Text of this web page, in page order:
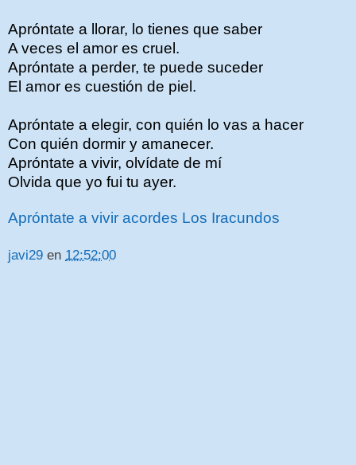
Apróntate a llorar, lo tienes que saber
A veces el amor es cruel.
Apróntate a perder, te puede suceder
El amor es cuestión de piel.
Apróntate a elegir, con quién lo vas a hacer
Con quién dormir y amanecer.
Apróntate a vivir, olvídate de mí
Olvida que yo fui tu ayer.
Apróntate a vivir acordes Los Iracundos
javi29 en 12:52:00